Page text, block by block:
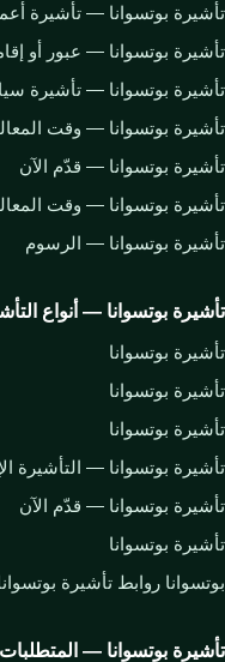
تأشيرة بوتسوانا — تأشيرة
تأشيرة بوتسوانا — عبور أو
تأشيرة بوتسوانا — تأشيرة
تأشيرة بوتسوانا — وقت
تأشيرة بوتسوانا — قدّم الآن
تأشيرة بوتسوانا — وقت
تأشيرة بوتسوانا — الرسوم
تأشيرة بوتسوانا — أنواع
تأشيرة بوتسوانا
تأشيرة بوتسوانا
تأشيرة بوتسوانا
تأشيرة بوتسوانا — التأشيرة
تأشيرة بوتسوانا — قدّم الآن
تأشيرة بوتسوانا
بوتسوانا روابط تأشيرة
تأشيرة بوتسوانا — المتطلبات